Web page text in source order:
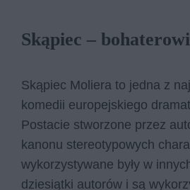
Skąpiec –
Skąpiec Moliera to jedna z
komedii europejskiego
Postacie stworzone przez
kanonu stereotypowych
wykorzystywane były w
dziesiątki autorów i są